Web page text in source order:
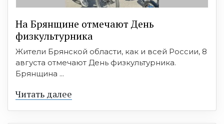
На Брянщине отмечают День
физкультурника
Жители Брянской области, как и всей России, 8
августа отмечают День физкультурника.
Брянщина ...
Читать далее